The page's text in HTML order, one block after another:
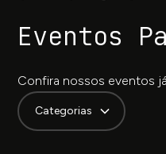
Eventos
Confira nossos eventos
Categorias